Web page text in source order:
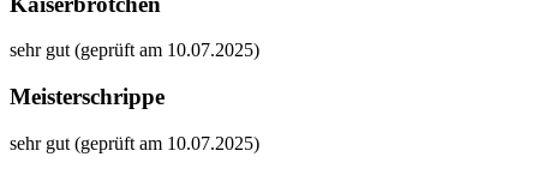
sehr gut (geprüft am 10.07.2025)
Meisterschrippe
sehr gut (geprüft am 10.07.2025)